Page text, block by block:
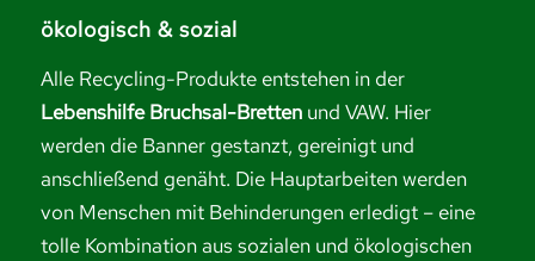
ökologisch & sozial
Alle Recycling-Produkte entstehen in der
Lebenshilfe Bruchsal-Bretten und VAW. Hier
werden die Banner gestanzt, gereinigt und
anschließend genäht. Die Hauptarbeiten werden
von Menschen mit Behinderungen erledigt – eine
tolle Kombination aus sozialen und ökologischen